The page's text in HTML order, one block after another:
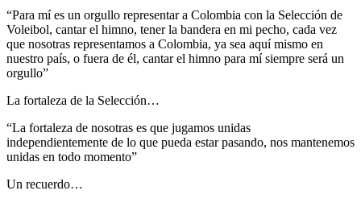
“Para mí es un orgullo representar a Colombia con la Selección de
Voleibol, cantar el himno, tener la bandera en mi pecho, cada vez
que nosotras representamos a Colombia, ya sea aquí mismo en
nuestro país, o fuera de él, cantar el himno para mí siempre será un
orgullo”
La fortaleza de la Selección…
“La fortaleza de nosotras es que jugamos unidas
independientemente de lo que pueda estar pasando, nos mantenemos
unidas en todo momento”
Un recuerdo…